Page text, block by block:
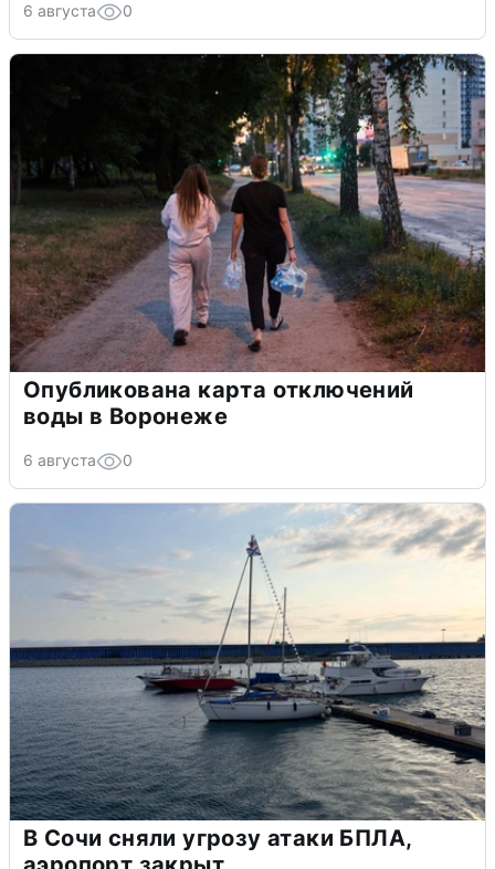
6 августа 0
Опубликована карта отключений
воды в Воронеже
6 августа 0
В Сочи сняли угрозу атаки БПЛА,